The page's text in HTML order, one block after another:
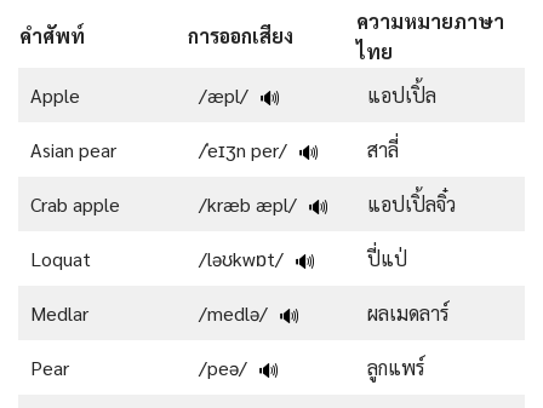
คำศัพท์ การออกเสียง
ความหมายภาษา
ไทย
Apple
/æpl/ 🔊 แอปเปิ้ล
Asian pear /ˈeɪʒn per/ 🔊 สาลี่
Crab apple /kræb æpl/ 🔊 แอปเปิ้ลจิ๋ว
Loquat /ləʊkwɒt/ 🔊 ปี่แป่
Medlar /medlə/ 🔊 ผลเมดลาร์
Pear /peə/ 🔊 ลูกแพร์